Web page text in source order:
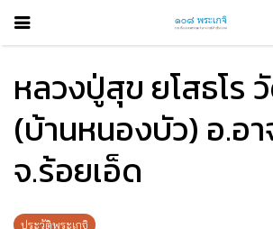
หลวงปู่สุข ยโสธโร
(บ้านหนองบัว) อ.อ
จ.ร้อยเอ็ด
ประวัติพระเกจิ